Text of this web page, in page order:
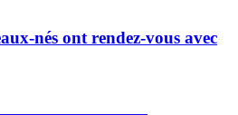
nés ont rendez-vous avec